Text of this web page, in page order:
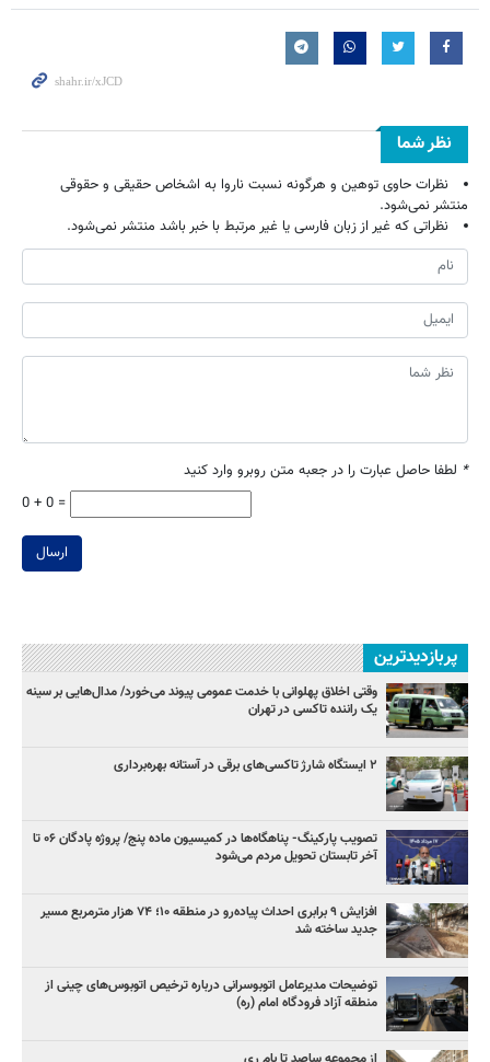
نظر شما
نظرات حاوی توهین و هرگونه نسبت ناروا به اشخاص حقیقی و حقوقی
منتشر نمی‌شود.
نظراتی که غیر از زبان فارسی یا غیر مرتبط با خبر باشد منتشر نمی‌شود.
* لطفا حاصل عبارت را در جعبه متن روبرو وارد کنید
0 + 0 =
ارسال
پربازدیدترین
وقتی اخلاق پهلوانی با خدمت عمومی پیوند می‌خورد/ مدال‌هایی بر سینه
یک راننده تاکسی در تهران
۲ ایستگاه شارژ تاکسی‌های برقی در آستانه بهره‌برداری
تصویب پارکینگ- پناهگاه‌ها در کمیسیون ماده پنج/ پروژه پادگان ۰۶ تا
آخر تابستان تحویل مردم می‌شود
افزایش ۹ برابری احداث پیاده‌رو در منطقه ۱۰؛ ۷۴ هزار مترمربع مسیر
جدید ساخته شد
توضیحات مدیرعامل اتوبوسرانی درباره ترخیص اتوبوس‌های چینی از
منطقه آزاد فرودگاه امام (ره)